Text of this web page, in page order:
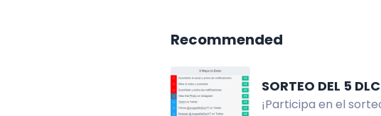
Recommended
SORTEO DEL 5
¡Participa en el